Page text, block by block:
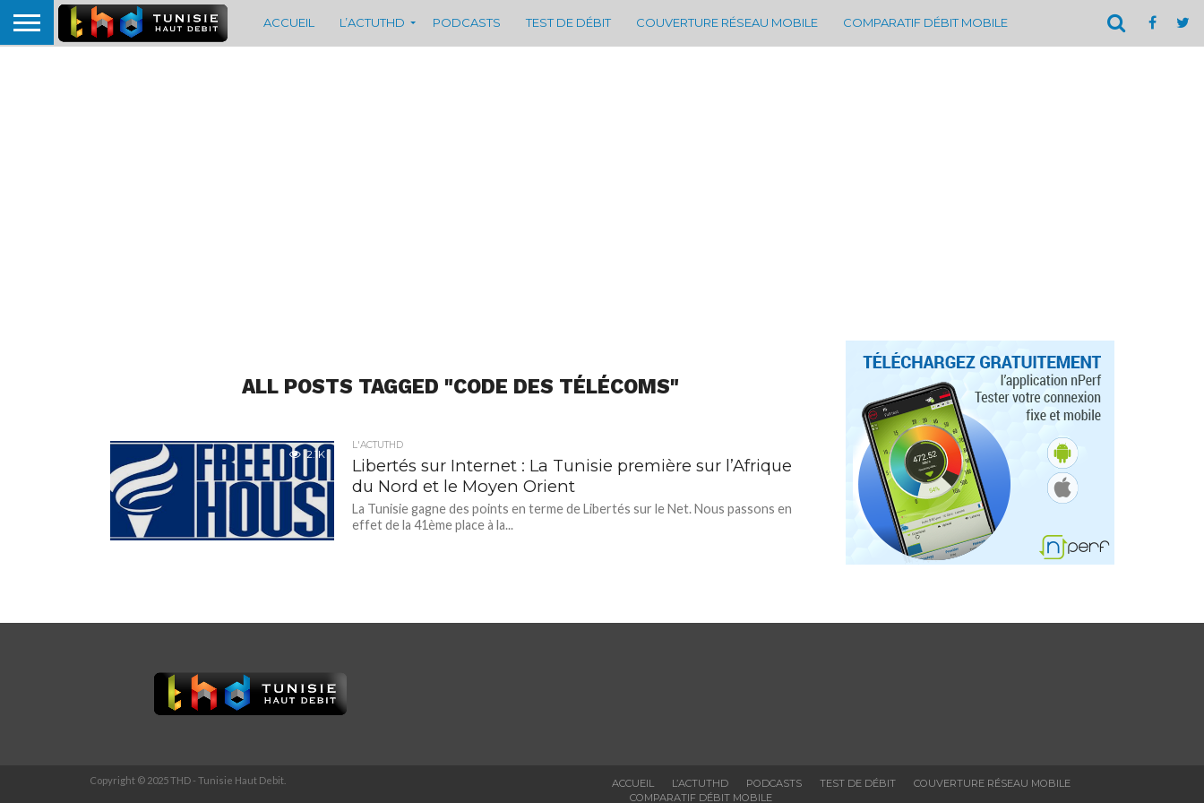
ACCUEIL L’ACTUTHD PODCASTS TEST DE DÉBIT COUVERTURE RÉSEAU MOBILE COMPARATIF DÉBIT MOBILE
ALL POSTS TAGGED "CODE DES TÉLÉCOMS"
2.1K
L'ACTUTHD
Libertés sur Internet : La Tunisie première sur l’Afrique
du Nord et le Moyen Orient
La Tunisie gagne des points en terme de Libertés sur le Net. Nous passons en
effet de la 41ème place à la...
ACCUEIL L’ACTUTHD PODCASTS TEST DE DÉBIT
COUVERTURE RÉSEAU MOBILE
COMPARATIF DÉBIT MOBILE
Copyright © 2025 THD - Tunisie Haut Debit.